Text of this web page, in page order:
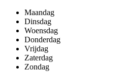
Maandag
Dinsdag
Woensdag
Donderdag
Vrijdag
Zaterdag
Zondag